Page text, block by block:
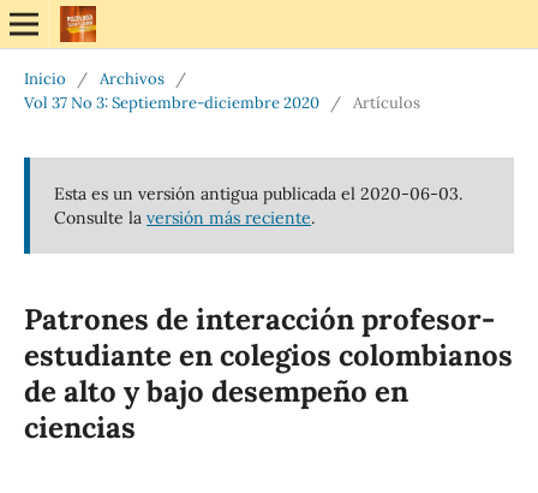
Inicio / Archivos
/
Vol 37 No 3: Septiembre-diciembre 2020
/ Artículos
Esta es un versión antigua publicada el 2020-06-03.
Consulte la versión más reciente.
Patrones de interacción profesor-
estudiante en colegios colombianos
de alto y bajo desempeño en
ciencias